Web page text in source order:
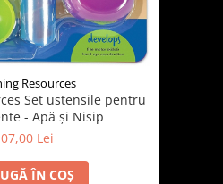
Resources
Set ustensile pentru
- Apă și Nisip
Lei
ÎN COȘ